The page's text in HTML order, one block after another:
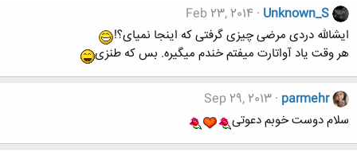
Unknown_S
Feb 23, 2014
ایشالله دردی مرضی چیزی گرفتی که اینجا نمیای؟!
هر وقت یاد آواتارت میفتم خندم میگیره. بس که طنزی
parmehr
Sep 29, 2013
سلام دوست خوبم دعوتی